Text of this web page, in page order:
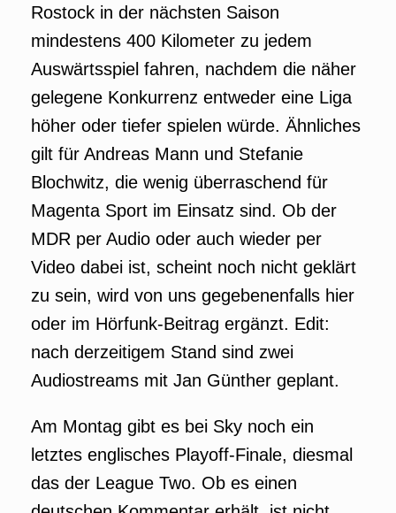
Rostock in der nächsten Saison
mindestens 400 Kilometer zu jedem
Auswärtsspiel fahren, nachdem die näher
gelegene Konkurrenz entweder eine Liga
höher oder tiefer spielen würde. Ähnliches
gilt für Andreas Mann und Stefanie
Blochwitz, die wenig überraschend für
Magenta Sport im Einsatz sind. Ob der
MDR per Audio oder auch wieder per
Video dabei ist, scheint noch nicht geklärt
zu sein, wird von uns gegebenenfalls hier
oder im Hörfunk-Beitrag ergänzt. Edit:
nach derzeitigem Stand sind zwei
Audiostreams mit Jan Günther geplant.
Am Montag gibt es bei Sky noch ein
letztes englisches Playoff-Finale, diesmal
das der League Two. Ob es einen